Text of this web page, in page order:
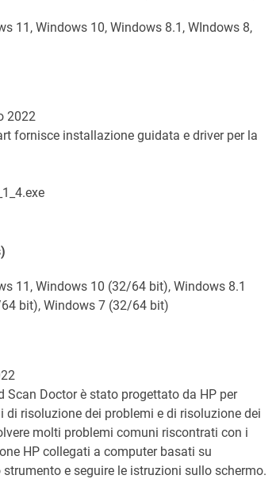
11, Windows 10, Windows 8.1, WIndows 8,
2022
fornisce installazione guidata e driver per la
11, Windows 10 (32/64 bit), Windows 8.1
bit), Windows 7 (32/64 bit)
Scan Doctor è stato progettato da HP per
risoluzione dei problemi e di risoluzione dei
molti problemi comuni riscontrati con i
HP collegati a computer basati su
e seguire le istruzioni sullo schermo.